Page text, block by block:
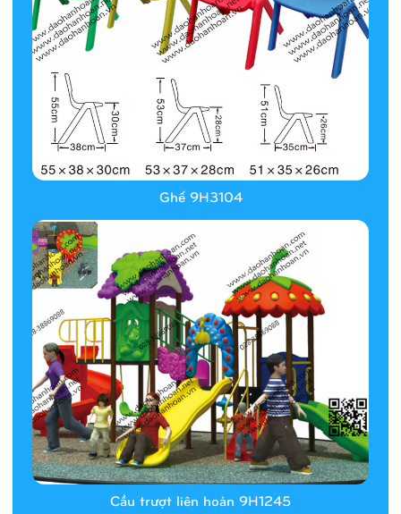
Ghế 9H3104
Cầu trượt liên hoàn 9H1245